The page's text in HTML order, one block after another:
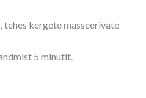
tehes kergete masseerivate
5 minutit.